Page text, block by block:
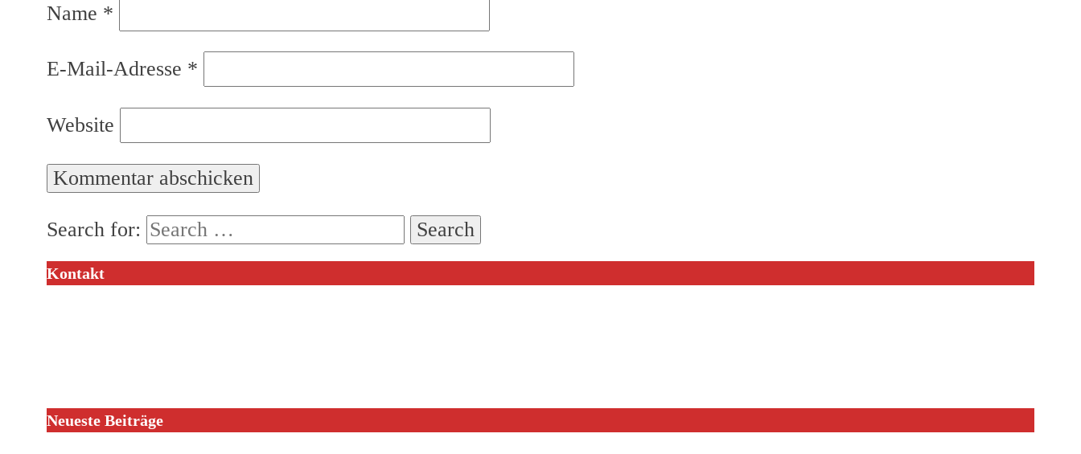
Name *
E-Mail-Adresse *
Website
Search for:
Kontakt
Neueste Beiträge